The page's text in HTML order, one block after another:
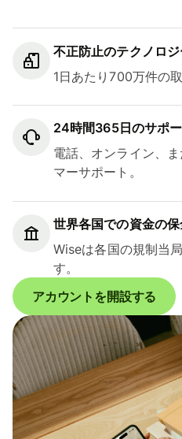
不正防止のテクノロ
1日あたり700万件の
24時間365日のサポ
電話、オンライン、
マーサポート。
世界各国での資金の
Wiseは各国の規制当
す。
アカウントを開設する